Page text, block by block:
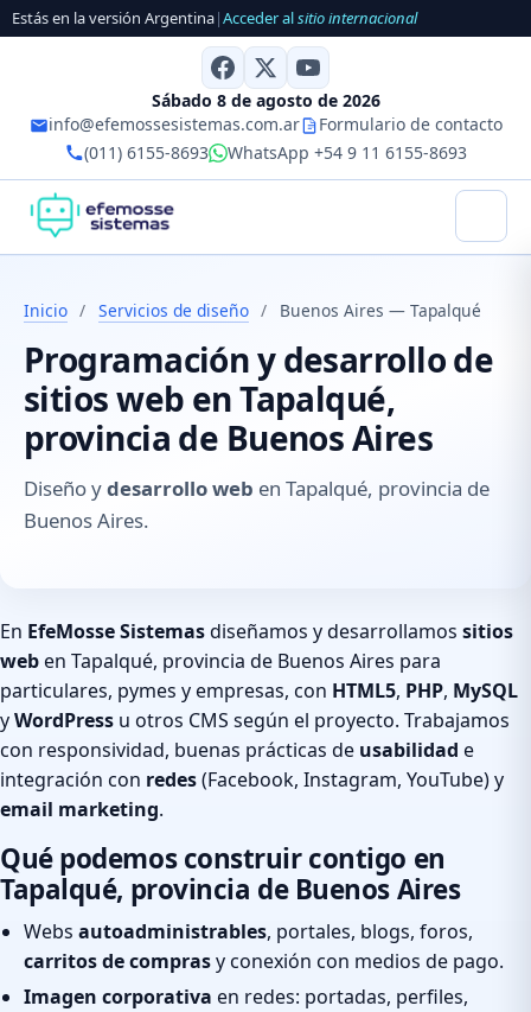
Estás en la versión Argentina|Acceder alsitio internacional
Sábado 8 de agosto de 2026
info@efemossesistemas.com.ar
Formulario de contacto
(011) 6155-8693
WhatsApp +54 9 11 6155-8693
Inicio / Servicios de diseño / Buenos Aires — Tapalqué
Programación y desarrollo de
sitios web en Tapalqué,
provincia de Buenos Aires
Diseño ydesarrollo web en Tapalqué, provincia de
Buenos Aires.
En EfeMosse Sistemasdiseñamos y desarrollamos sitios
weben Tapalqué, provincia de Buenos Aires para
particulares, pymes y empresas, con HTML5, PHP, MySQL
yWordPress u otros CMS según el proyecto. Trabajamos
con responsividad, buenas prácticas de usabilidad e
integración con redes(Facebook, Instagram, YouTube) y
email marketing.
Qué podemos construir contigo en
Tapalqué, provincia de Buenos Aires
Webs autoadministrables, portales, blogs, foros,
carritos de comprasy conexión con medios de pago.
Imagen corporativa en redes: portadas, perfiles,